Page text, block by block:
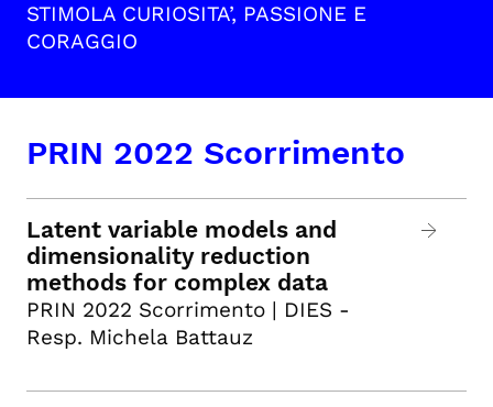
STIMOLA CURIOSITA’, PASSIONE E
CORAGGIO
PRIN 2022 Scorrimento
Latent variable models and
dimensionality reduction
methods for complex data
PRIN 2022 Scorrimento | DIES -
Resp. Michela Battauz